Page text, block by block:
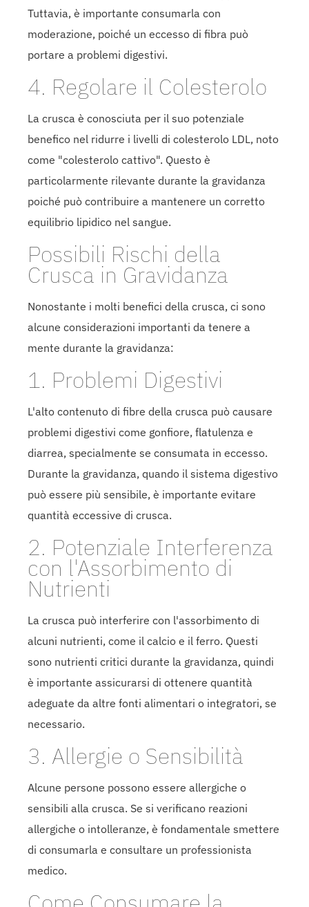
Tuttavia, è importante consumarla con
moderazione, poiché un eccesso di fibra può
portare a problemi digestivi.
4. Regolare il Colesterolo
La crusca è conosciuta per il suo potenziale
benefico nel ridurre i livelli di colesterolo LDL, noto
come "colesterolo cattivo". Questo è
particolarmente rilevante durante la gravidanza
poiché può contribuire a mantenere un corretto
equilibrio lipidico nel sangue.
Possibili Rischi della
Crusca in Gravidanza
Nonostante i molti benefici della crusca, ci sono
alcune considerazioni importanti da tenere a
mente durante la gravidanza:
1. Problemi Digestivi
L'alto contenuto di fibre della crusca può causare
problemi digestivi come gonfiore, flatulenza e
diarrea, specialmente se consumata in eccesso.
Durante la gravidanza, quando il sistema digestivo
può essere più sensibile, è importante evitare
quantità eccessive di crusca.
2. Potenziale Interferenza
con l'Assorbimento di
Nutrienti
La crusca può interferire con l'assorbimento di
alcuni nutrienti, come il calcio e il ferro. Questi
sono nutrienti critici durante la gravidanza, quindi
è importante assicurarsi di ottenere quantità
adeguate da altre fonti alimentari o integratori, se
necessario.
3. Allergie o Sensibilità
Alcune persone possono essere allergiche o
sensibili alla crusca. Se si verificano reazioni
allergiche o intolleranze, è fondamentale smettere
di consumarla e consultare un professionista
medico.